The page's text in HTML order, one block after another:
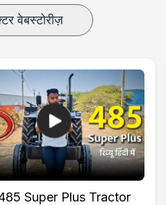
Coupler, Drawbar, Top link
वेबस्टोरीज़
Super Plus Tractor